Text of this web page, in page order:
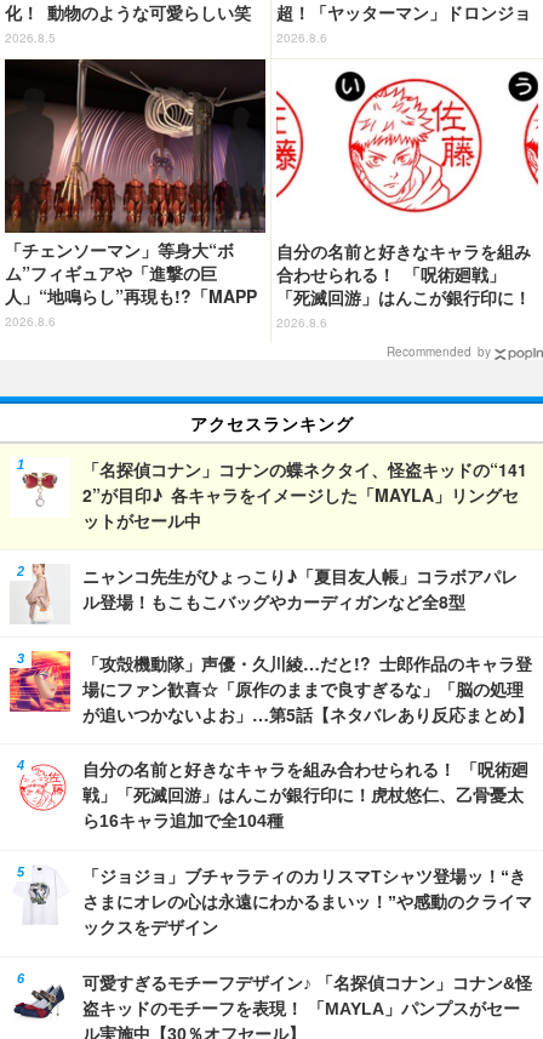
化！ 動物のような可愛らしい笑
顔が眩しい♪
2026.8.5
超！「ヤッターマン」ドロンジョ
様が黄金の輝きをまといミニフィ
ギュア化 ヤッターワン&おだてブ
2026.8.6
「チェンソーマン」等身大“ボ
ム”フィギュアや「進撃の巨
人」“地鳴らし”再現も!?「MAPP
A EXPO 15th Anniversary」展
2026.8.6
自分の名前と好きなキャラを組み
合わせられる！ 「呪術廻戦」
「死滅回游」はんこが銀行印に！
虎杖悠仁、乙骨憂太ら16キャラ追
2026.8.6
Recommended by
アクセスランキング
「名探偵コナン」コナンの蝶ネクタイ、怪盗キッドの“141
2”が目印♪ 各キャラをイメージした「MAYLA」リングセ
ットがセール中
ニャンコ先生がひょっこり♪「夏目友人帳」コラボアパレ
ル登場！もこもこバッグやカーディガンなど全8型
「攻殻機動隊」声優・久川綾…だと!? 士郎作品のキャラ登
場にファン歓喜☆「原作のままで良すぎるな」「脳の処理
が追いつかないよお」…第5話【ネタバレあり反応まとめ】
自分の名前と好きなキャラを組み合わせられる！ 「呪術廻
戦」「死滅回游」はんこが銀行印に！虎杖悠仁、乙骨憂太
ら16キャラ追加で全104種
「ジョジョ」ブチャラティのカリスマTシャツ登場ッ！“き
さまにオレの心は永遠にわかるまいッ！”や感動のクライマ
ックスをデザイン
可愛すぎるモチーフデザイン♪ 「名探偵コナン」コナン&怪
盗キッドのモチーフを表現！ 「MAYLA」パンプスがセー
ル実施中【30％オフセール】